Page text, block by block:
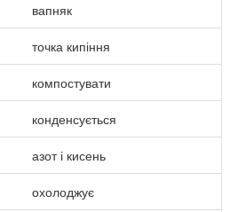
вапняк
точка кипіння
компостувати
конденсується
азот і кисень
охолоджує